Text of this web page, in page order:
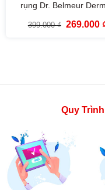
rụng Dr. Belmeur
Shop (200ml)
399.000₫ Giá
269.000
Quy